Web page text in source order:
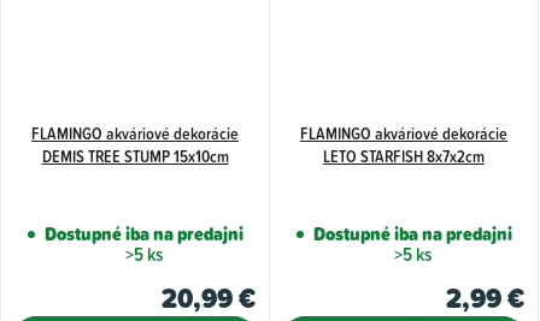
FLAMINGO akváriové dekorácie
DEMIS TREE STUMP 15x10cm
Dostupné iba na predajni
>5 ks
20,99 €
FLAMINGO akváriové dekorácie
LETO STARFISH 8x7x2cm
Dostupné iba na predajni
>5 ks
2,99 €